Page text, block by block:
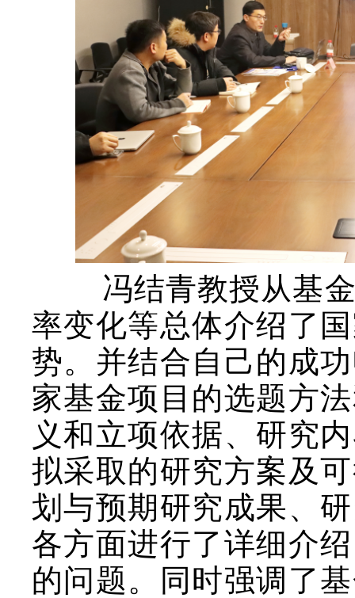
冯结青教授从基
率变化等总体介绍了
势。并结合自己的成
家基金项目的选题方
义和立项依据、研究
拟采取的研究方案及
划与预期研究成果、
各方面进行了详细介
的问题。同时强调了